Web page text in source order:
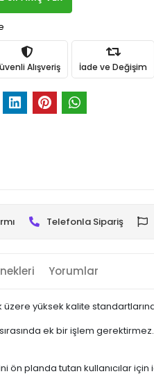
Alışveriş İade ve Değişim
Telefonla Sipariş
Yorumlar
üzere yüksek kalite
ek bir işlem gerektirmez.
ön planda tutan kullanıcılar